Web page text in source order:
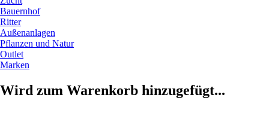
Bauernhof
Ritter
Außenanlagen
Pflanzen und Natur
Outlet
Marken
Wird zum Warenkorb hinzugefügt...